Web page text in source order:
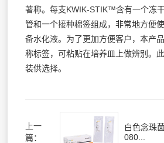
著称。每支KWIK-STIK™含有一个冻
管和一个接种棉签组成，非常地方便
备水化液。为了更加方便客户，本产
称标签，可粘贴在培养皿上做辨别。
装供选择。
上一
篇：
白色念珠
080...